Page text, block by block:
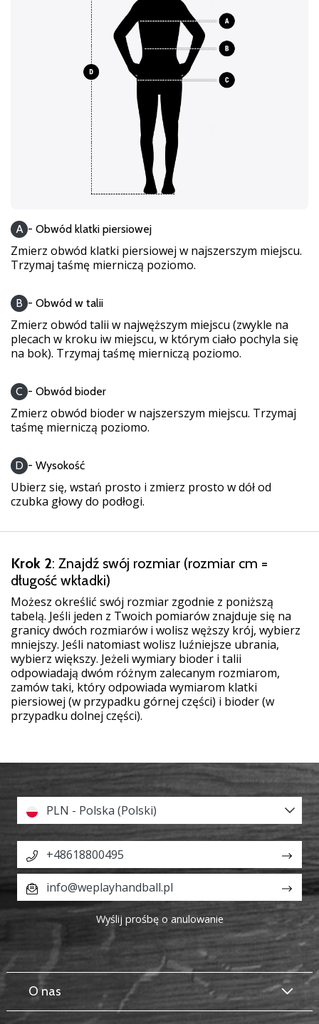
2 min. czytanie
ambasadorem
Weplayhandball
piłki
ręcznej
tak
my?
Dołącz
do
nas
jako
Weplayhandball
wszystkie
artykuły
A - Obwód klatki piersiowej
Zmierz obwód klatki piersiowej w najszerszym miejscu.
Trzymaj taśmę mierniczą poziomo.
B - Obwód w talii
Zmierz obwód talii w najwęższym miejscu (zwykle na
plecach w kroku iw miejscu, w którym ciało pochyla się
na bok). Trzymaj taśmę mierniczą poziomo.
C - Obwód bioder
Zmierz obwód bioder w najszerszym miejscu. Trzymaj
taśmę mierniczą poziomo.
D - Wysokość
Ubierz się, wstań prosto i zmierz prosto w dół od
czubka głowy do podłogi.
Krok 2: Znajdź swój rozmiar (rozmiar cm =
długość wkładki)
Możesz określić swój rozmiar zgodnie z poniższą
tabelą. Jeśli jeden z Twoich pomiarów znajduje się na
granicy dwóch rozmiarów i wolisz węższy krój, wybierz
mniejszy. Jeśli natomiast wolisz luźniejsze ubrania,
wybierz większy. Jeżeli wymiary bioder i talii
odpowiadają dwóm różnym zalecanym rozmiarom,
zamów taki, który odpowiada wymiarom klatki
piersiowej (w przypadku górnej części) i bioder (w
przypadku dolnej części).
O nas
PLN - Polska (Polski)
+48618800495
info@weplayhandball.pl
Wyślij prośbę o anulowanie